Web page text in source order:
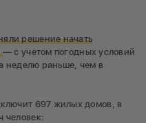
решение начать
— с учетом погодных условий
неделю раньше, чем в
697 жилых домов, в
человек: